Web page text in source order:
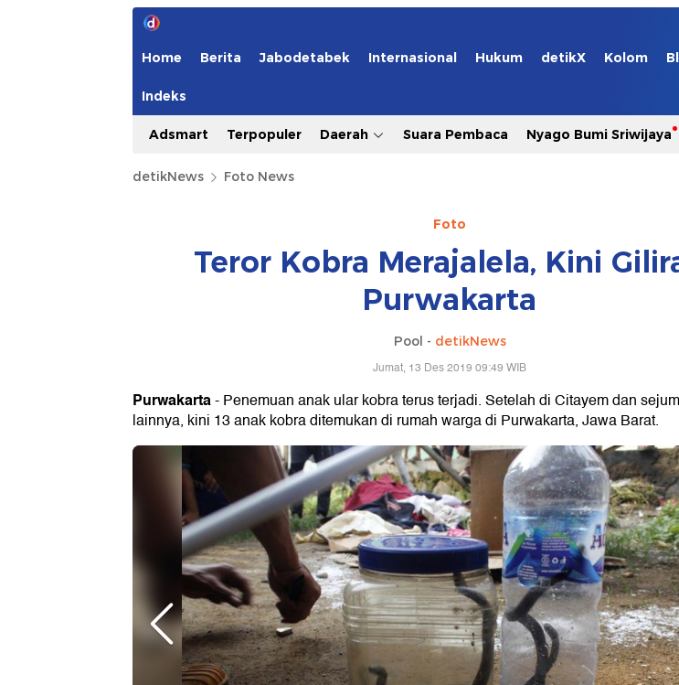
Home Berita Jabodetabek Internasional Hukum detikX Kolom
Indeks
Adsmart Terpopuler Daerah Suara Pembaca Nyago Bumi Sriwijaya
detikNews Foto News
Foto
Teror Kobra Merajalela, Kini
Purwakarta
Pool - detikNews
Jumat, 13 Des 2019 09:49 WIB
Purwakarta- Penemuan anak ular kobra terus terjadi. Setelah di Citayem dan
lainnya, kini 13 anak kobra ditemukan di rumah warga di Purwakarta, Jawa Barat.